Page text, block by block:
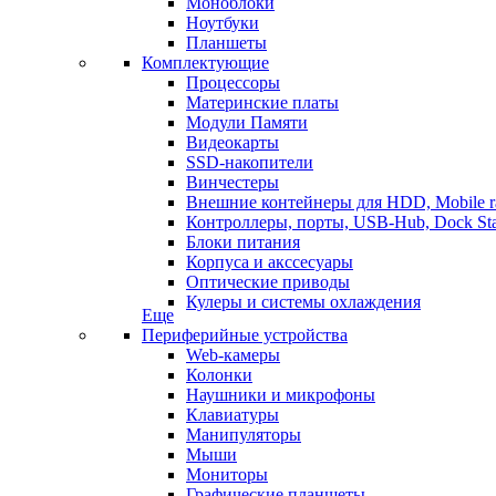
Ноутбуки
Планшеты
Комплектующие
Процессоры
Материнские платы
Модули Памяти
Видеокарты
SSD-накопители
Винчестеры
Внешние контейнеры для HDD, Mobile
Контроллеры, порты, USB-Hub, Dock
Блоки питания
Корпуса и акссесуары
Оптические приводы
Кулеры и системы охлаждения
Еще
Периферийные устройства
Web-камеры
Колонки
Наушники и микрофоны
Клавиатуры
Манипуляторы
Мыши
Мониторы